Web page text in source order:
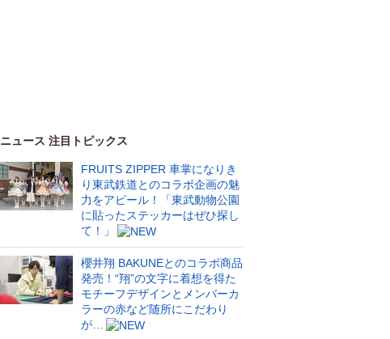
ニュース 注目トピックス
FRUITS ZIPPER 車掌になりき
り東武鉄道とのコラボ企画の魅
力をアピール！「東武動物公園
に貼ったステッカーはぜひ探し
て！」
櫻井翔 BAKUNEとのコラボ商品
発売！“翔”の文字に着想を得た
モチーフデザインとメンバーカ
ラーの赤など随所にこだわり
が…